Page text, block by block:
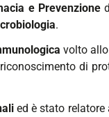
e Prevenzione
.
volto
di
ed è stato relatore